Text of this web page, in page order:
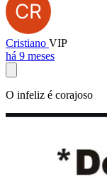
Cristiano VIP
há 9 meses
O infeliz é corajoso